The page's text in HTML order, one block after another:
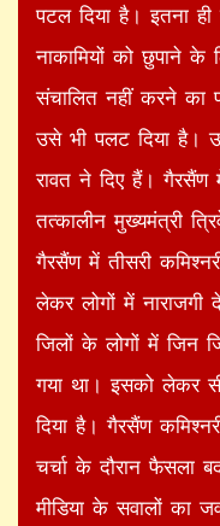
पटल दिया है। इतना
नाकामियों को छुपाने
संचालित नहीं करने का
उसे भी पलट दिया है।
रावत ने दिए हैं।
तत्कालीन मुख्यमंत्री
गैरसैंण में तीसरी
लेकर लोगों में
जिलों के लोगों में जिन
गया था। इसको लेकर
दिया है। गैरसैंण
चर्चा के दौरान फैसला
मीडिया के सवालों का